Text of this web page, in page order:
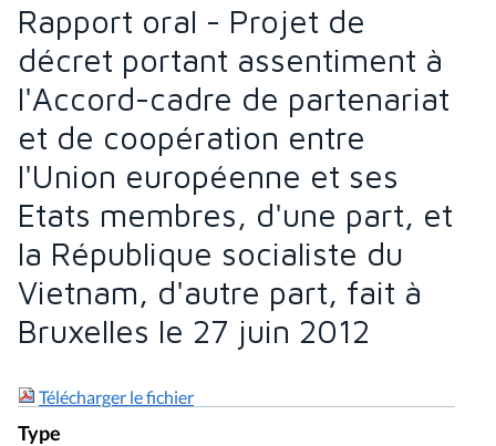
Rapport oral - Projet de
décret portant assentiment à
l'Accord-cadre de partenariat
et de coopération entre
l'Union européenne et ses
Etats membres, d'une part, et
la République socialiste du
Vietnam, d'autre part, fait à
Bruxelles le 27 juin 2012
Télécharger le fichier
Type